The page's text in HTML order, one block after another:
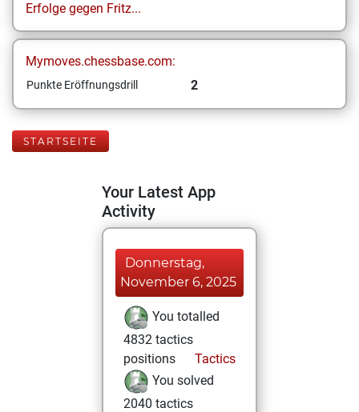
Erfolge gegen Fritz...
Mymoves.chessbase.com:
Punkte Eröffnungsdrill 2
STARTSEITE
Your Latest App
Activity
Donnerstag,
November 6, 2025
You totalled
4832 tactics
positions
Tactics
You solved
2040 tactics